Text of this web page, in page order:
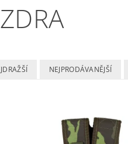
NEJPRODÁVANĚJŠÍ